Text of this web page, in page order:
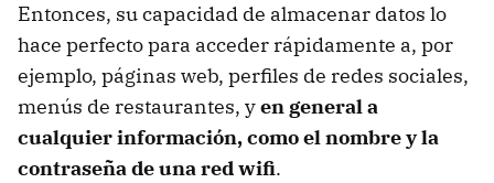
Entonces, su capacidad de almacenar datos lo
hace perfecto para acceder rápidamente a, por
ejemplo, páginas web, perfiles de redes sociales,
menús de restaurantes, yen general a
cualquier información, como el nombre y la
contraseña de una red wifi.